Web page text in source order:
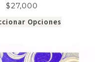
$27,000
Opciones